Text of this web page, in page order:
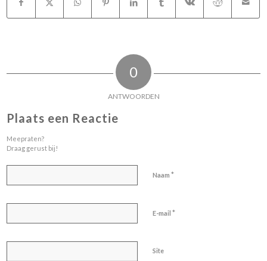
0
ANTWOORDEN
Plaats een Reactie
Meepraten?
Draag gerust bij!
Naam*
E-mail*
Site